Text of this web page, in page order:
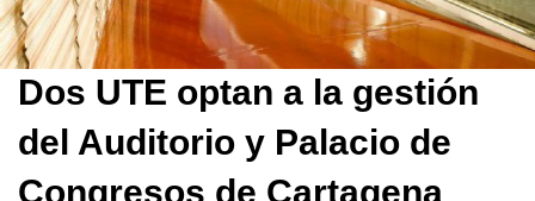
Dos UTE optan a la gestión
del Auditorio y Palacio de
Congresos de Cartagena